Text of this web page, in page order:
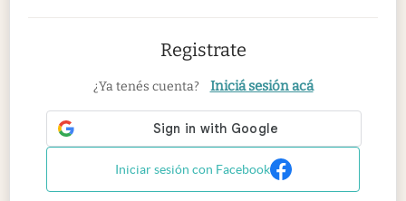
Registrate
¿Ya tenés cuenta? Iniciá sesión acá
Iniciar sesión con Facebook